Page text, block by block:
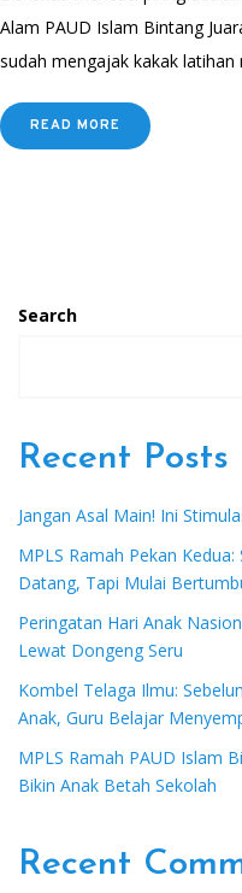
Alam PAUD Islam Bintang
sudah mengajak kakak latihan
READ MORE
Search
Recent Posts
Jangan Asal Main! Ini
MPLS Ramah Pekan
Datang, Tapi Mulai
Peringatan Hari Anak
Lewat Dongeng Seru
Kombel Telaga Ilmu:
Anak, Guru Belajar
MPLS Ramah PAUD Islam
Bikin Anak Betah Sekolah
Recent